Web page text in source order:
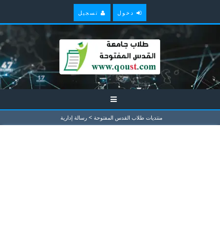
دخول تسجيل
منتديات طلاب القدس المفتوحة > رسالة إدارية